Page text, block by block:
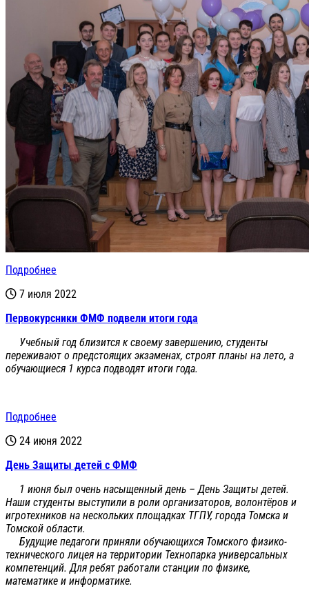
Подробнее
7 июля 2022
Первокурсники ФМФ подвели итоги года
Учебный год близится к своему завершению, студенты
переживают о предстоящих экзаменах, строят планы на лето, а
обучающиеся 1 курса подводят итоги года.
Подробнее
24 июня 2022
День Защиты детей с ФМФ
1 июня был очень насыщенный день – День Защиты детей.
Наши студенты выступили в роли организаторов, волонтёров и
игротехников на нескольких площадках ТГПУ, города Томска и
Томской области.
Будущие педагоги приняли обучающихся Томского физико-
технического лицея на территории Технопарка универсальных
компетенций. Для ребят работали станции по физике,
математике и информатике.